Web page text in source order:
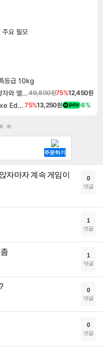
주요 필모
등급 10kg
드래곤 퀘스트 몬스터즈 3 마족 왕자와 엘프의 여행 Dragon Quest Monsters The Dark Prince49,800원75%12,450원
스콘 디럭스 에디션 Scorn Deluxe Edition75%13,250원 6%
자마자 계속 게임이
0
댓글
1
댓글
1
댓글
0
댓글
0
댓글